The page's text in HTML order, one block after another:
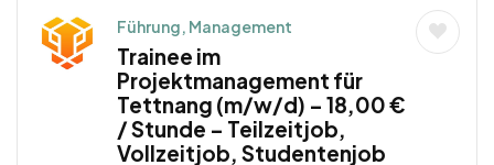
Führung, Management
Trainee im
Projektmanagement für
Tettnang (m/w/d) – 18,00 €
/ Stunde – Teilzeitjob,
Vollzeitjob, Studentenjob